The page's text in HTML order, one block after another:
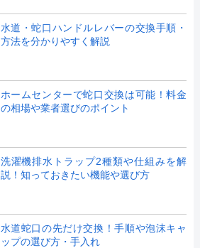
水道・蛇口ハンドルレバーの交換手順・
方法を分かりやすく解説
ホームセンターで蛇口交換は可能！料金
の相場や業者選びのポイント
洗濯機排水トラップ2種類や仕組みを解
説！知っておきたい機能や選び方
水道蛇口の先だけ交換！手順や泡沫キャ
ップの選び方・手入れ